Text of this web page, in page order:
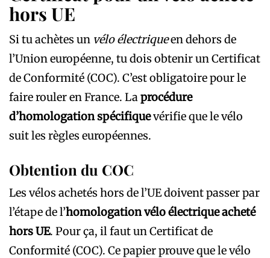
hors UE
Si tu achètes un vélo électriqueen dehors de
l’Union européenne, tu dois obtenir un Certificat
de Conformité (COC). C’est obligatoire pour le
faire rouler en France. Laprocédure
d’homologation spécifiquevérifie que le vélo
suit les règles européennes.
Obtention du COC
Les vélos achetés hors de l’UE doivent passer par
l’étape de l’homologation vélo électrique acheté
hors UE. Pour ça, il faut un Certificat de
Conformité (COC). Ce papier prouve que le vélo